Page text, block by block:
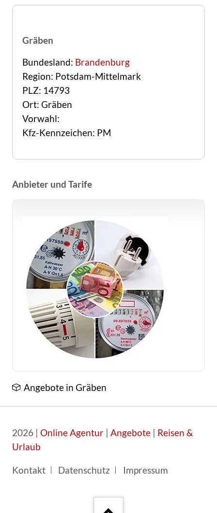
Gräben
Bundesland: Brandenburg
Region: Potsdam-Mittelmark
PLZ: 14793
Ort: Gräben
Vorwahl:
Kfz-Kennzeichen: PM
Anbieter und Tarife
Angebote in Gräben
2026 | Online Agentur| Angebote| Reisen &
Urlaub
Navigation
Kontakt Datenschutz Impressum